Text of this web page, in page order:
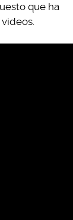
que ha